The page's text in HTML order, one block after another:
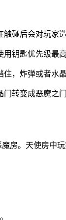
碰后会对玩家造
钥匙优先级最高
，炸弹或者水
转变成恶魔之
房。天使房中